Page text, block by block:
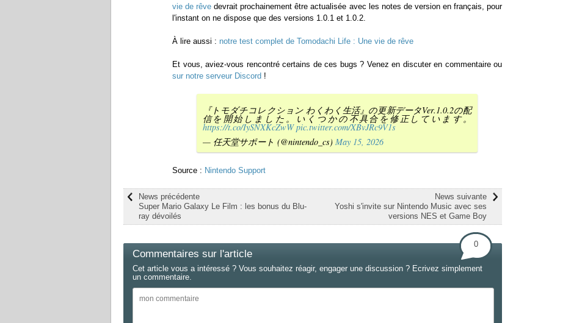
vie de rêve devrait prochainement être actualisée avec les notes de version en français, pour
l'instant on ne dispose que des versions 1.0.1 et 1.0.2.
À lire aussi : notre test complet de Tomodachi Life : Une vie de rêve
Et vous, aviez-vous rencontré certains de ces bugs ? Venez en discuter en commentaire ou
sur notre serveur Discord !
『トモダチコレクション わくわく生活』の更新データVer.1.0.2の配
信を開始しました。いくつかの不具合を修正しています。
https://t.co/IySNXKcZwW pic.twitter.com/XBvJRc9V1s
— 任天堂サポート (@nintendo_cs) May 15, 2026
Source : Nintendo Support
News suivante
Yoshi s'invite sur Nintendo Music avec ses
versions NES et Game Boy
News précédente
Super Mario Galaxy Le Film : les bonus du Blu-
ray dévoilés
Commentaires sur l'article
0
Cet article vous a intéressé ? Vous souhaitez réagir, engager une discussion ? Ecrivez simplement
un commentaire.